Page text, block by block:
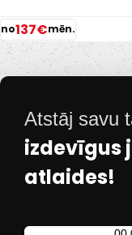
no137€mēn.
Atstāj savu
izdevīgus
atlaides!